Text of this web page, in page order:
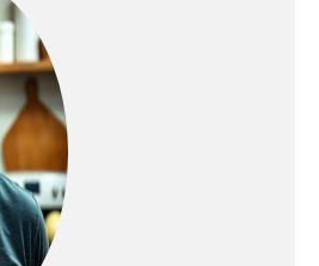
réchauffer son pain sans
le sécher et de le
conserver plus
longtemps. Fournie avec
une grignette pour
inciser le pain avant la
cuisson et un livret de
recettes. S'utilise au four,
au micro-ondes et passe
au lave-vaisselle. Tous